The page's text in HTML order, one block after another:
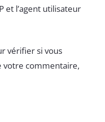
et l’agent utilisateur
vérifier si vous
votre commentaire,